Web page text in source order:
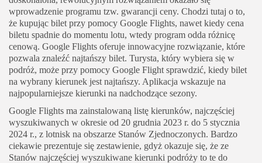
wprowadzenie programu tzw. gwarancji ceny. Chodzi tutaj o to,
że kupując bilet przy pomocy Google Flights, nawet kiedy cena
biletu spadnie do momentu lotu, wtedy program odda różnicę
cenową. Google Flights oferuje innowacyjne rozwiązanie, które
pozwala znaleźć najtańszy bilet. Turysta, który wybiera się w
podróż, może przy pomocy Google Flight sprawdzić, kiedy bilet
na wybrany kierunek jest najtańszy. Aplikacja wskazuje na
najpopularniejsze kierunki na nadchodzące sezony.
Google Flights ma zainstalowaną listę kierunków, najczęściej
wyszukiwanych w okresie od 20 grudnia 2023 r. do 5 stycznia
2024 r., z lotnisk na obszarze Stanów Zjednoczonych. Bardzo
ciekawie prezentuje się zestawienie, gdyż okazuje się, że ze
Stanów najczęściej wyszukiwane kierunki podróży to te do